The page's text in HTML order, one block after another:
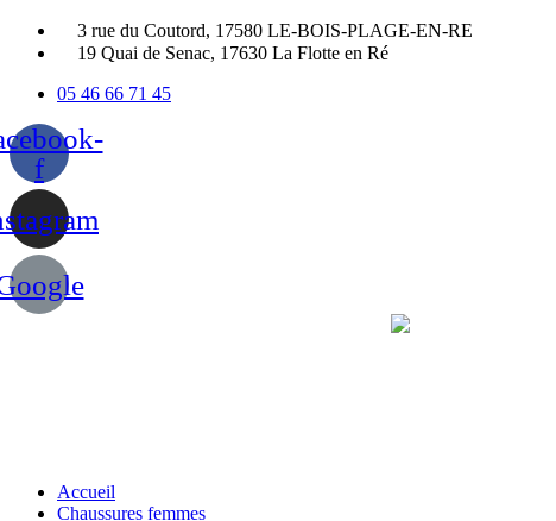
3 rue du Coutord, 17580 LE-BOIS-PLAGE-EN-RE
19 Quai de Senac, 17630 La Flotte en Ré
05 46 66 71 45
f
Accueil
Chaussures femmes